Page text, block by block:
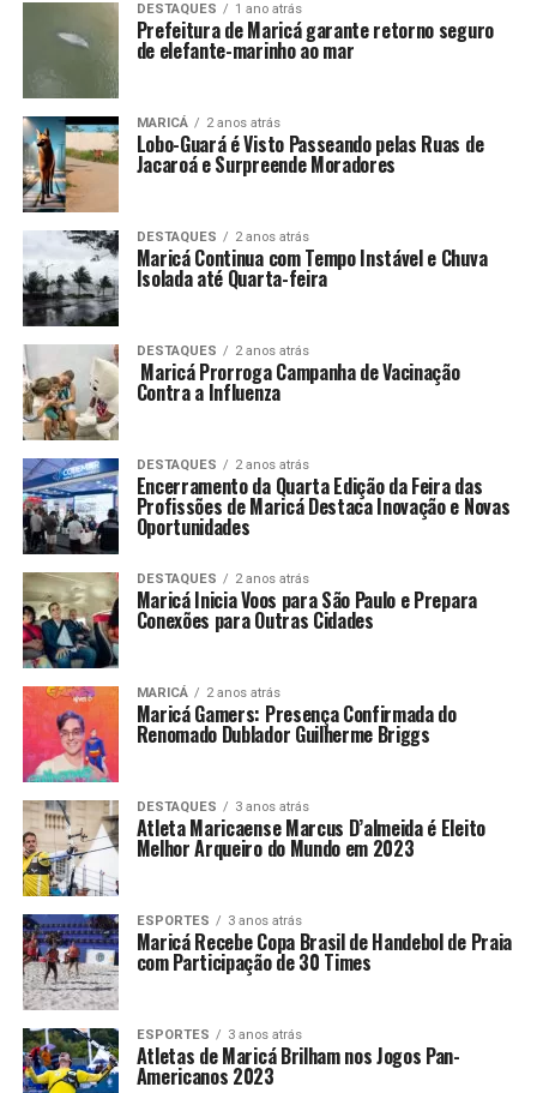
DESTAQUES 1 ano atrás
Prefeitura de Maricá garante retorno seguro
de elefante-marinho ao mar
MARICÁ 2 anos atrás
Lobo-Guará é Visto Passeando pelas Ruas de
Jacaroá e Surpreende Moradores
DESTAQUES 2 anos atrás
Maricá Continua com Tempo Instável e Chuva
Isolada até Quarta-feira
DESTAQUES 2 anos atrás
Maricá Prorroga Campanha de Vacinação
Contra a Influenza
DESTAQUES 2 anos atrás
Encerramento da Quarta Edição da Feira das
Profissões de Maricá Destaca Inovação e Novas
Oportunidades
DESTAQUES 2 anos atrás
Maricá Inicia Voos para São Paulo e Prepara
Conexões para Outras Cidades
MARICÁ 2 anos atrás
Maricá Gamers: Presença Confirmada do
Renomado Dublador Guilherme Briggs
DESTAQUES 3 anos atrás
Atleta Maricaense Marcus D’almeida é Eleito
Melhor Arqueiro do Mundo em 2023
ESPORTES 3 anos atrás
Maricá Recebe Copa Brasil de Handebol de Praia
com Participação de 30 Times
ESPORTES 3 anos atrás
Atletas de Maricá Brilham nos Jogos Pan-
Americanos 2023